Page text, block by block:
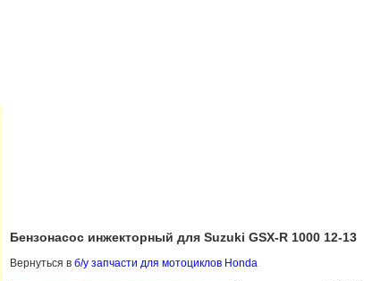
Бензонасос инжекторный для Suzuki GSX-R 1000 12-13
Вернуться в б/у запчасти для мотоциклов Honda